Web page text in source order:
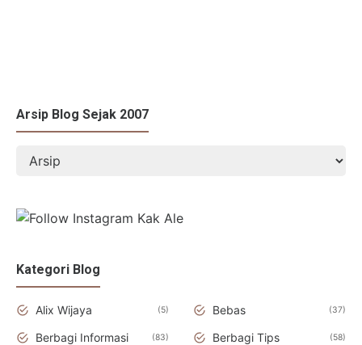
Arsip Blog Sejak 2007
Kategori Blog
Alix Wijaya 5 Bebas 37
Berbagi Informasi 83 Berbagi Tips 58